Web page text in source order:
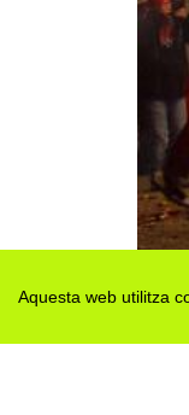
Aquesta web utilitza